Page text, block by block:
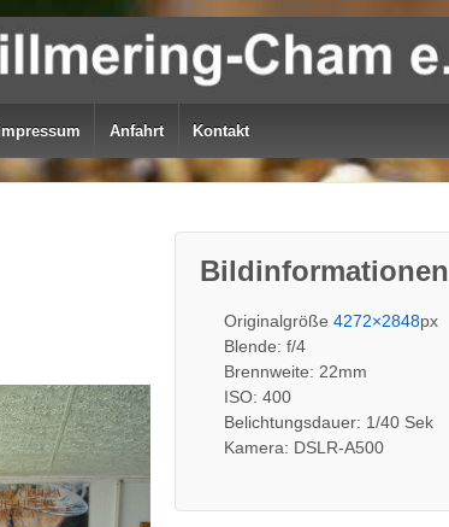
Impressum Anfahrt Kontakt
Bildinformationen
Originalgröße4272×2848px
Blende: f/4
Brennweite: 22mm
ISO: 400
Belichtungsdauer: 1/40 Sek
Kamera: DSLR-A500